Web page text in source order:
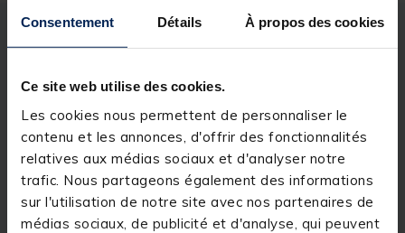
Consentement Détails À propos des cookies
Ce site web utilise des cookies.
Les cookies nous permettent de personnaliser le
contenu et les annonces, d'offrir des fonctionnalités
relatives aux médias sociaux et d'analyser notre
trafic. Nous partageons également des informations
sur l'utilisation de notre site avec nos partenaires de
médias sociaux, de publicité et d'analyse, qui peuvent
Description & détails
Détails
Plioirs concours 14cm.
Par 4.